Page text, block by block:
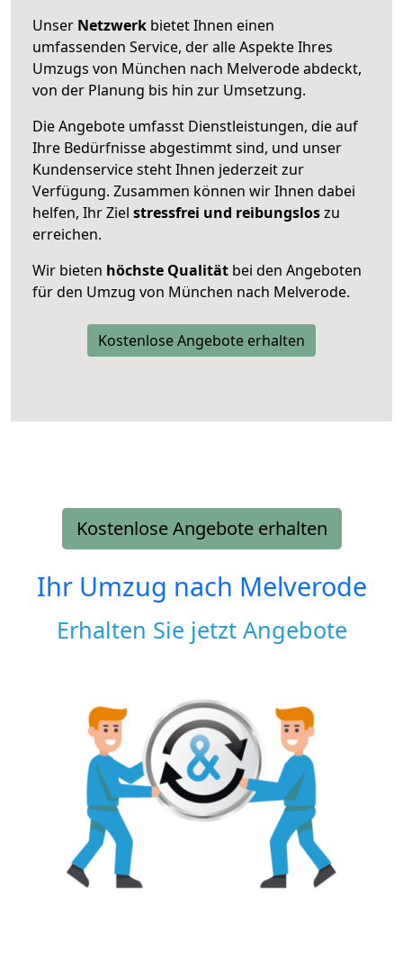
Unser Netzwerk bietet Ihnen einen
umfassenden Service, der alle Aspekte Ihres
Umzugs von München nach Melverode abdeckt,
von der Planung bis hin zur Umsetzung.
Die Angebote umfasst Dienstleistungen, die auf
Ihre Bedürfnisse abgestimmt sind, und unser
Kundenservice steht Ihnen jederzeit zur
Verfügung. Zusammen können wir Ihnen dabei
helfen, Ihr Ziel stressfrei und reibungsloszu
erreichen.
Wir bieten höchste Qualität bei den Angeboten
für den Umzug von München nach Melverode.
Kostenlose Angebote erhalten
Kostenlose Angebote erhalten
Ihr Umzug nach Melverode
Erhalten Sie jetzt Angebote